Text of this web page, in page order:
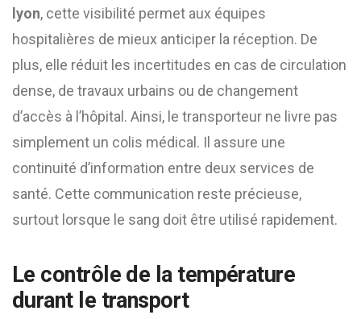
lyon, cette visibilité permet aux équipes
hospitalières de mieux anticiper la réception. De
plus, elle réduit les incertitudes en cas de circulation
dense, de travaux urbains ou de changement
d’accès à l’hôpital. Ainsi, le transporteur ne livre pas
simplement un colis médical. Il assure une
continuité d’information entre deux services de
santé. Cette communication reste précieuse,
surtout lorsque le sang doit être utilisé rapidement.
Le contrôle de la température
durant le transport